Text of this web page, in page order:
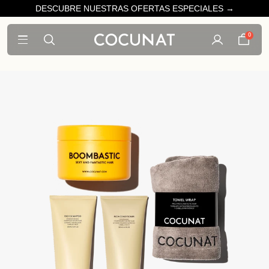
DESCUBRE NUESTRAS OFERTAS ESPECIALES →
0